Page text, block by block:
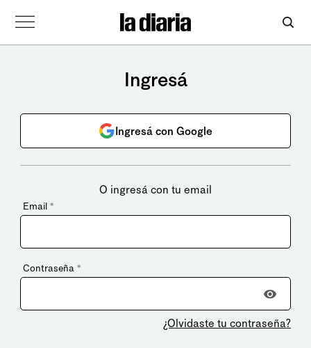
Ingresá
Ingresá con Google
O ingresá con tu email
Email *
Contraseña *
¿Olvidaste tu contraseña?